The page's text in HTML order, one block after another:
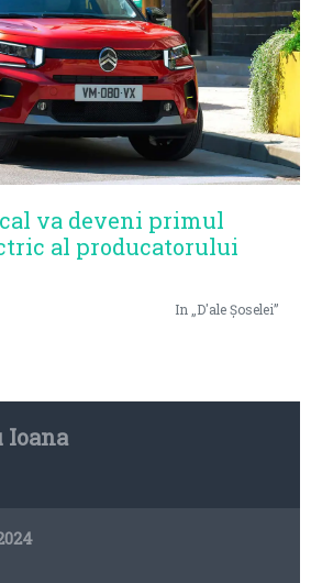
va deveni primul
al producatorului
In „D'ale Șoselei”
Ioana